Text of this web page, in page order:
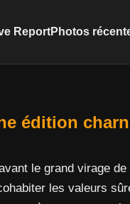
ReportPhotos
édition
le grand virage
les valeurs